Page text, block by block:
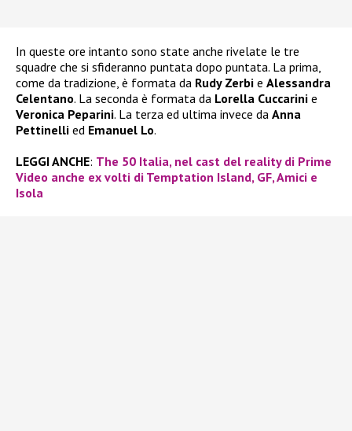
In queste ore intanto sono state anche rivelate le tre
squadre che si sfideranno puntata dopo puntata. La prima,
come da tradizione, è formata da Rudy Zerbi e Alessandra
Celentano. La seconda è formata da Lorella Cuccarini e
Veronica Peparini. La terza ed ultima invece da Anna
Pettinelli ed Emanuel Lo.
LEGGI ANCHE: The 50 Italia, nel cast del reality di Prime
Video anche ex volti di Temptation Island, GF, Amici e
Isola